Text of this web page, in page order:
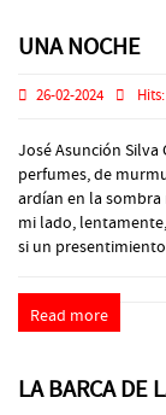
UNA NOCHE
26-02-2024 Hits:
José Asunción
perfumes, de
ardían en la sombra
mi lado,
si un
Read more
LA BARCA DE